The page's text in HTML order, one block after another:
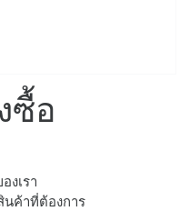
ซื้อ
งเรา
นค้าที่ต้องการ